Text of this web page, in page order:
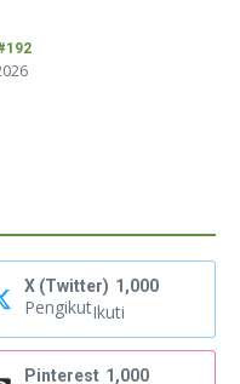
X (Twitter) 1,000
PengikutIkuti
Pinterest 1,000